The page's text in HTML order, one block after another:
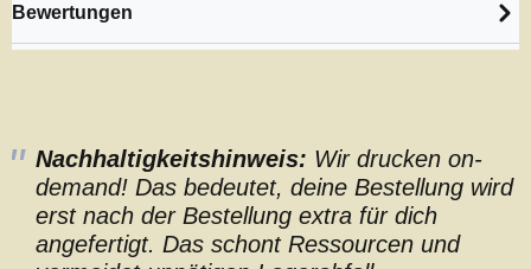
Bewertungen
Nachhaltigkeitshinweis: Wir drucken on-
demand! Das bedeutet, deine Bestellung wird
erst nach der Bestellung extra für dich
angefertigt. Das schont Ressourcen und